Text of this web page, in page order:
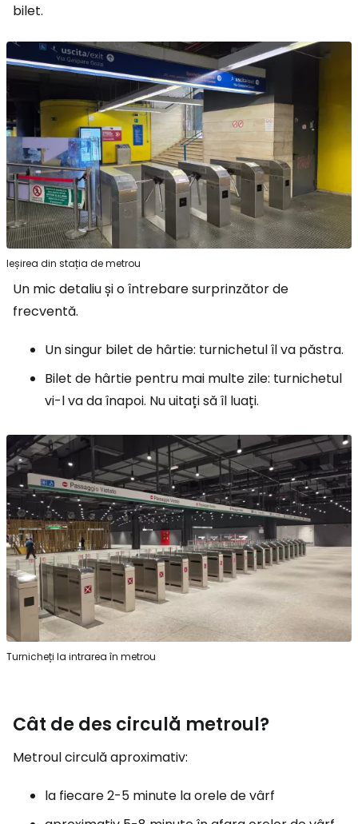
bilet.
Ieșirea din stația de metrou
Un mic detaliu și o întrebare surprinzător de
frecventă.
Un singur bilet de hârtie: turnichetul îl va păstra.
Bilet de hârtie pentru mai multe zile: turnichetul
vi-l va da înapoi. Nu uitați să îl luați.
Turnicheți la intrarea în metrou
Cât de des circulă metroul?
Metroul circulă aproximativ:
la fiecare 2-5 minute la orele de vârf